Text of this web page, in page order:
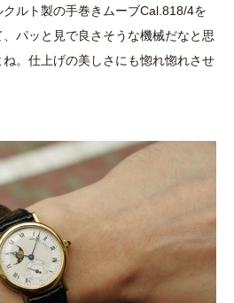
ルト製の手巻きムーブCal.818/4を
パッと見で良さそうな機械だなと思
。仕上げの美しさにも惚れ惚れさせ